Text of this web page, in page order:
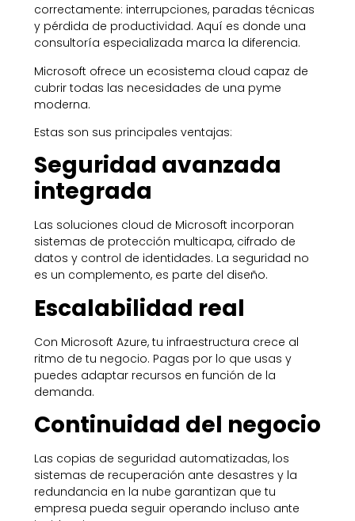
correctamente: interrupciones, paradas técnicas
y pérdida de productividad. Aquí es donde una
consultoría especializada marca la diferencia.
Microsoft ofrece un ecosistema cloud capaz de
cubrir todas las necesidades de una pyme
moderna.
Estas son sus principales ventajas:
Seguridad avanzada
integrada
Las soluciones cloud de Microsoft incorporan
sistemas de protección multicapa, cifrado de
datos y control de identidades. La seguridad no
es un complemento, es parte del diseño.
Escalabilidad real
Con Microsoft Azure, tu infraestructura crece al
ritmo de tu negocio. Pagas por lo que usas y
puedes adaptar recursos en función de la
demanda.
Continuidad del negocio
Las copias de seguridad automatizadas, los
sistemas de recuperación ante desastres y la
redundancia en la nube garantizan que tu
empresa pueda seguir operando incluso ante